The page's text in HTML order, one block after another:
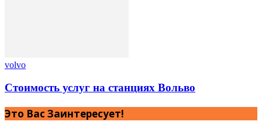
volvo
Стоимость услуг на станциях Вольво
Это Вас Заинтересует!